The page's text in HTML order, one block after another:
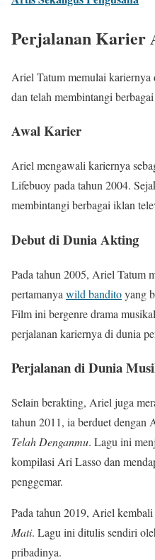
Perjalanan Karier
Ariel Tatum memulai kariernya
dan telah membintangi
Awal Karier
Ariel mengawali kariernya
Lifebuoy pada tahun 2004.
membintangi berbagai iklan
Debut di Dunia Akting
Pada tahun 2005, Ariel Tatum
pertamanya wild banditoyang
Film ini bergenre drama
perjalanan kariernya di dunia
Perjalanan di Dunia
Selain berakting, Ariel juga
tahun 2011, ia berduet dengan
Telah Denganmu. Lagu ini
kompilasi Ari Lasso dan
penggemar.
Pada tahun 2019, Ariel
Mati. Lagu ini ditulis sendiri
pribadinya.